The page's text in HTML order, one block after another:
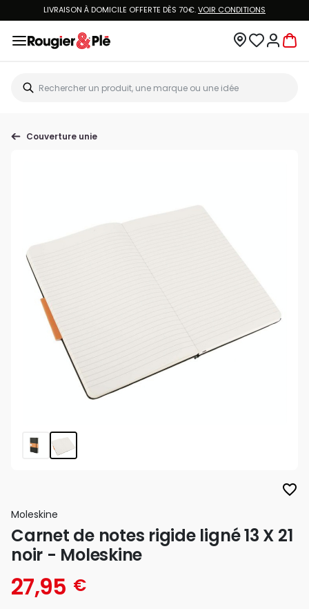
LIVRAISON À DOMICILE OFFERTE DÈS 70€.VOIR CONDITIONS
Couverture unie
favorite_border
Moleskine
Carnet de notes rigide ligné 13 X 21
noir - Moleskine
27,95 €